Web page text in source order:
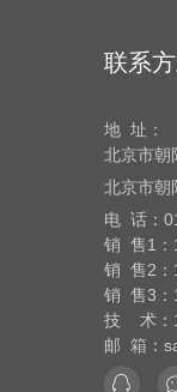
联系
地 址：
北京市朝
北京市朝
电 话：
销 售1：
销 售2：
销 售3：
技 术：
邮 箱：